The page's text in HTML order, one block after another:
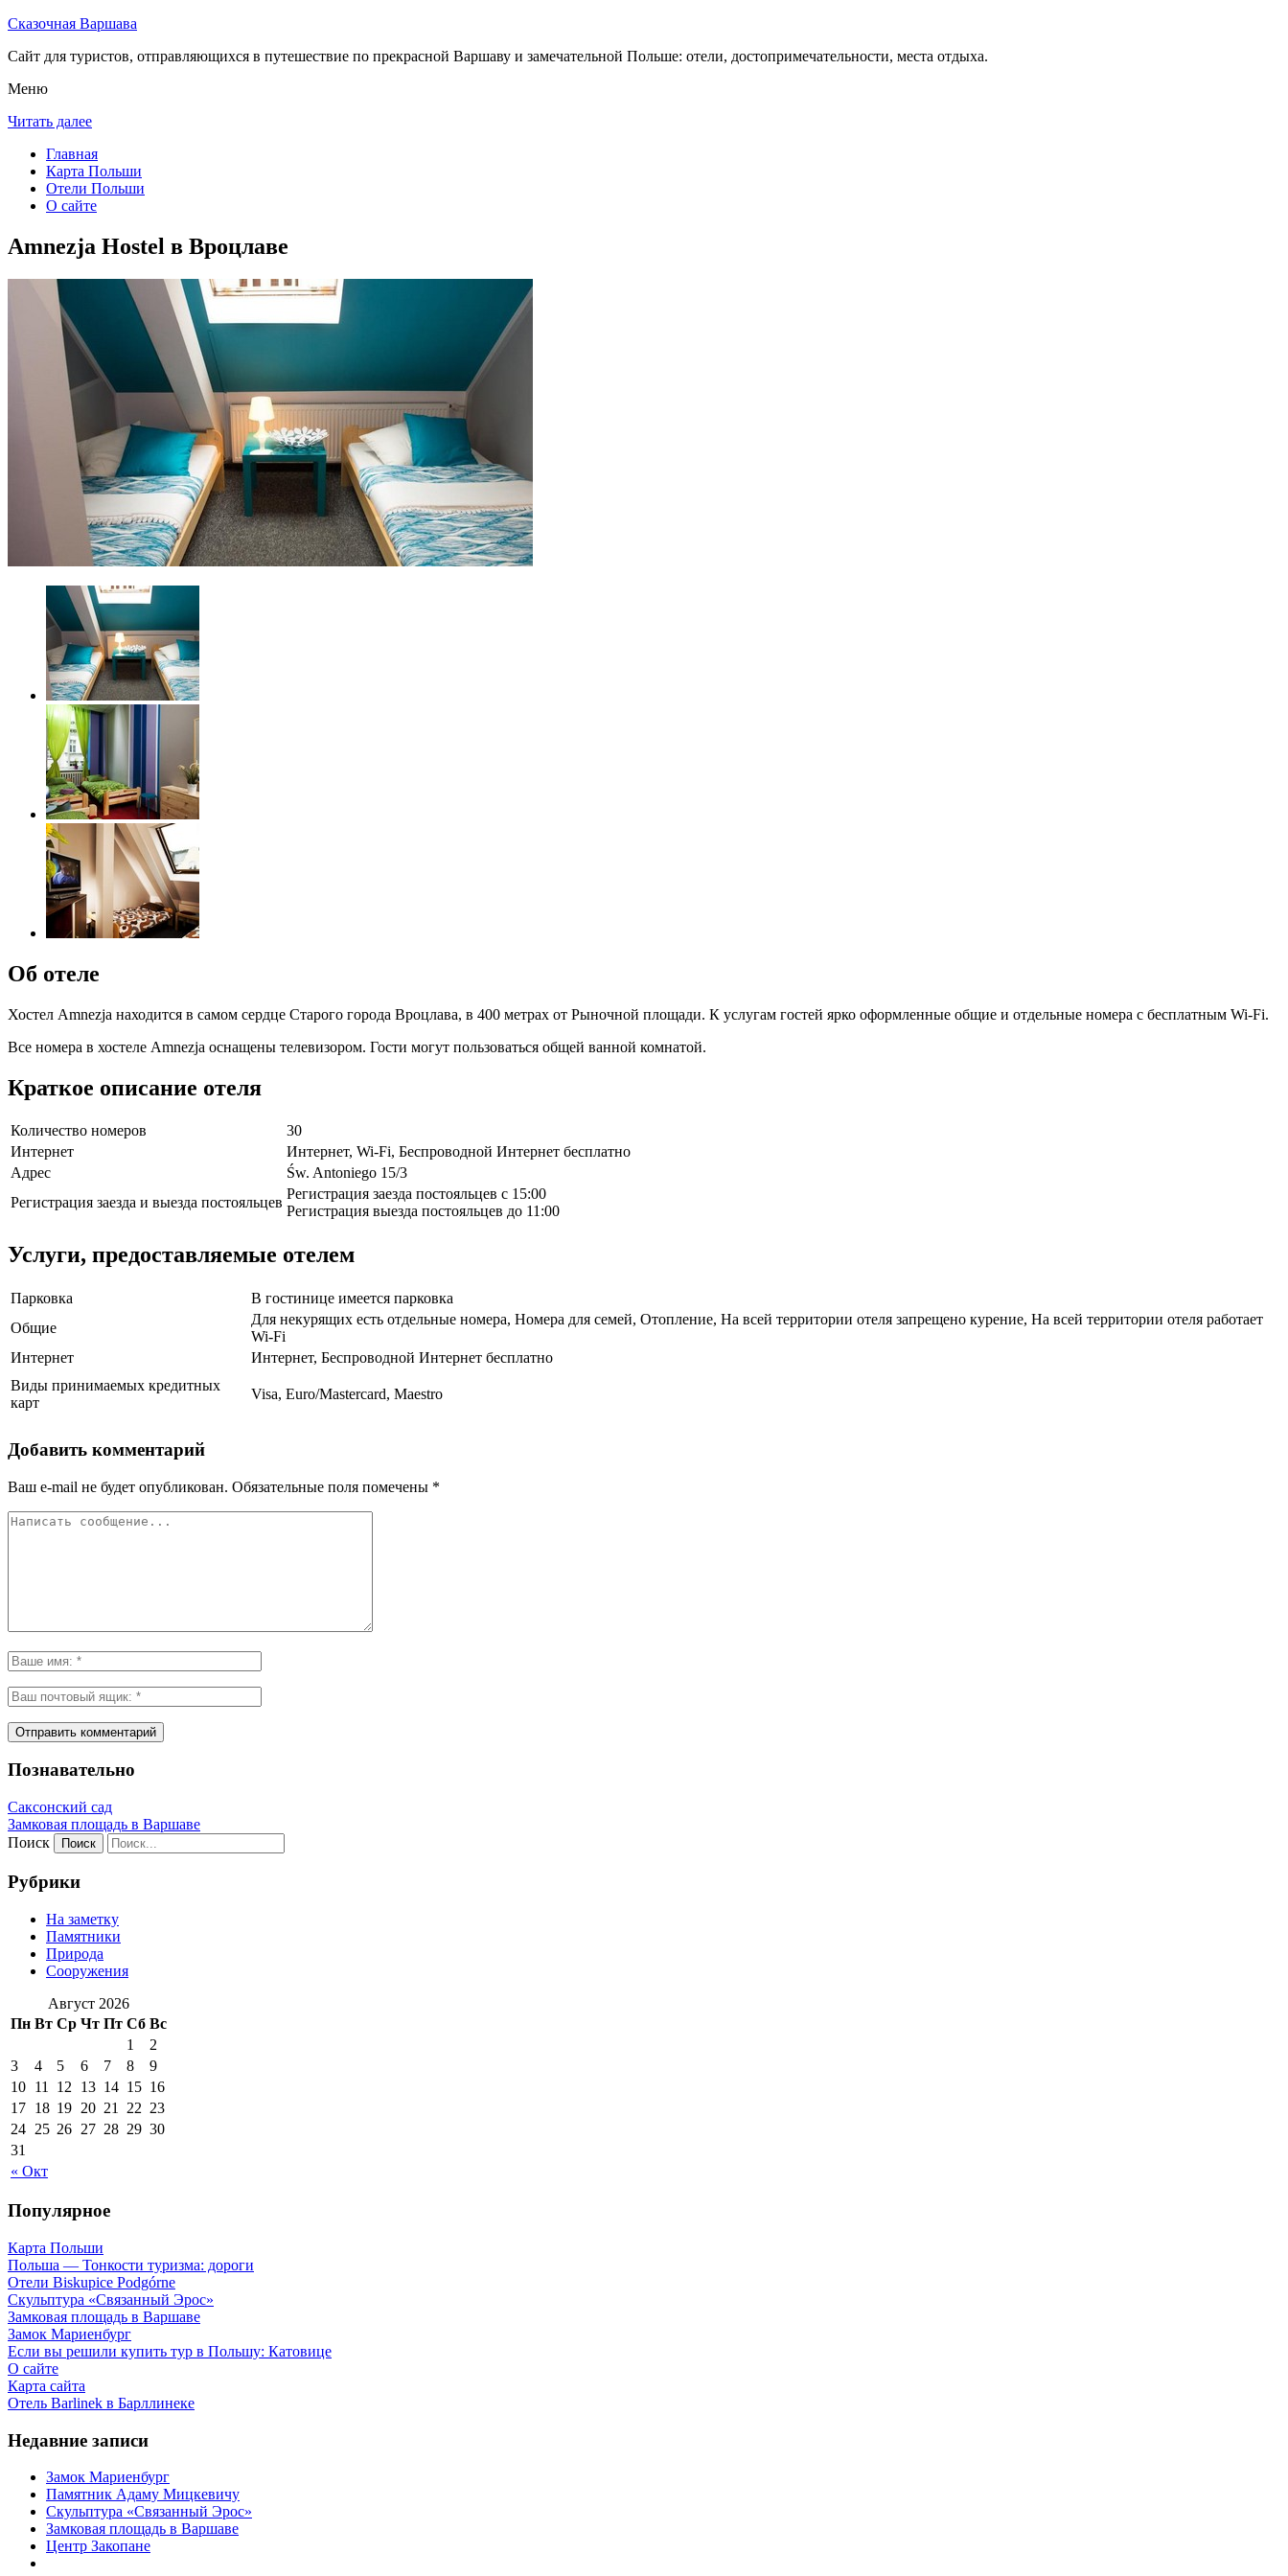
Сказочная Варшава
Сайт для туристов, отправляющихся в путешествие по прекрасной Варшаву и замечательной Польше: отели, достопримечательности, места отдыха.
Меню
Читать далее
Главная
Карта Польши
Отели Польши
О сайте
Amnezja Hostel в Вроцлаве
Об отеле
Хостел Amnezja находится в самом сердце Старого города Вроцлава, в 400 метрах от Рыночной площади. К услугам гостей ярко оформленные общие и отдельные номера с бесплатным Wi-Fi.
Все номера в хостеле Amnezja оснащены телевизором. Гости могут пользоваться общей ванной комнатой.
Краткое описание отеля
Количество номеров
30
Интернет
Интернет, Wi-Fi, Беспроводной Интернет бесплатно
Адрес
Św. Antoniego 15/3
Регистрация заезда и выезда постояльцев
Регистрация заезда постояльцев с 15:00
Регистрация выезда постояльцев до 11:00
Услуги, предоставляемые отелем
Парковка
В гостинице имеется парковка
Общие
Для некурящих есть отдельные номера, Номера для семей, Отопление, На всей территории отеля запрещено курение, На всей территории отеля работает
Wi-Fi
Интернет
Интернет, Беспроводной Интернет бесплатно
Виды принимаемых кредитных
карт
Visa, Euro/Mastercard, Maestro
Добавить комментарий
Ваш e-mail не будет опубликован. Обязательные поля помечены *
Познавательно
Саксонский сад
Замковая площадь в Варшаве
Поиск
Рубрики
На заметку
Памятники
Природа
Сооружения
Август 2026
Пн Вт Ср Чт Пт Сб Вс
« Окт
1
2
3
4 5 6 7 8
9
10 11 12 13 14 15 16
17 18 19 20 21 22 23
24 25 26 27 28 29 30
31
Популярное
Карта Польши
Польша — Тонкости туризма: дороги
Отели Biskupice Podgórne
Скульптура «Связанный Эрос»
Замковая площадь в Варшаве
Замок Мариенбург
Если вы решили купить тур в Польшу: Катовице
О сайте
Карта сайта
Отель Barlinek в Барллинеке
Недавние записи
Замок Мариенбург
Памятник Адаму Мицкевичу
Скульптура «Связанный Эрос»
Замковая площадь в Варшаве
Центр Закопане